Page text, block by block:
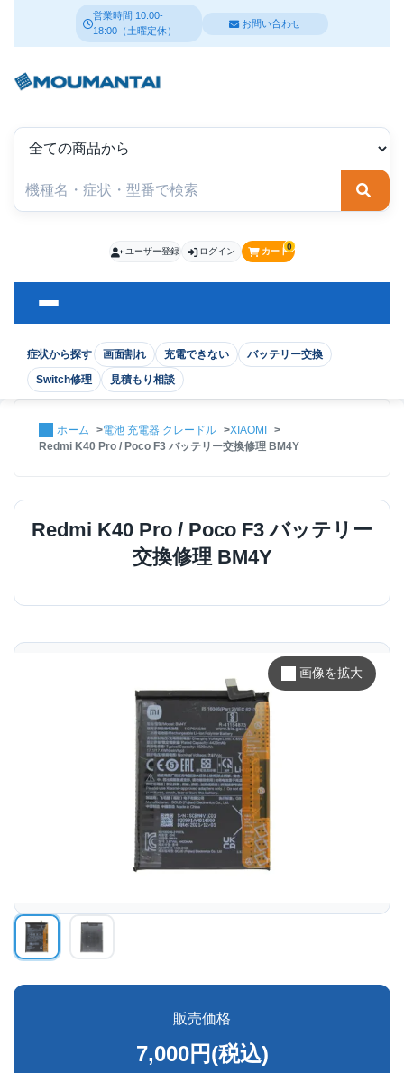
営業時間 10:00-
18:00（土曜定休）
お問い合わせ
検索
症状から探す 画面割れ 充電できない
バッテリー交換
Switch修理
見積もり相談
ユーザー登録 ログイン カート0
ホーム 電池 充電器 クレードル
XIAOMI
Redmi K40 Pro / Poco F3 バッテリー交換修理 BM4Y
Redmi K40 Pro / Poco F3 バッテリー
交換修理 BM4Y
画像を拡大
販売価格
7,000円(税込)